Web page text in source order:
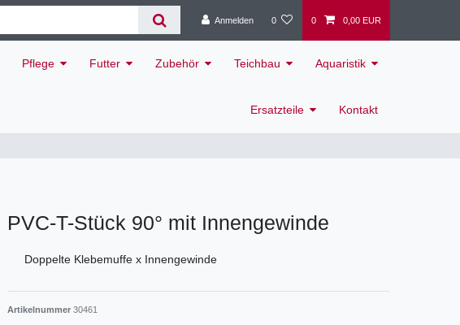
Anmelden
0 0 0,00 EUR
Pflege Futter Zubehör Teichbau Aquaristik
Ersatzteile Kontakt
PVC-T-Stück 90° mit Innengewinde
Doppelte Klebemuffe x Innengewinde
Artikelnummer 30461